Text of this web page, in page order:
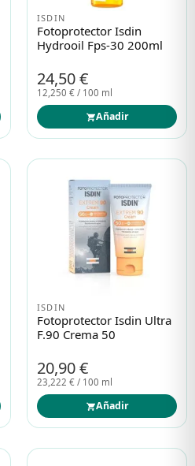
ISDIN
Fotoprotector Isdin
Hydrooil Fps-30 200ml
24,50 €
12,250 € / 100 ml
Añadir
ISDIN
Fotoprotector Isdin Ultra
F.90 Crema 50
20,90 €
23,222 € / 100 ml
Añadir